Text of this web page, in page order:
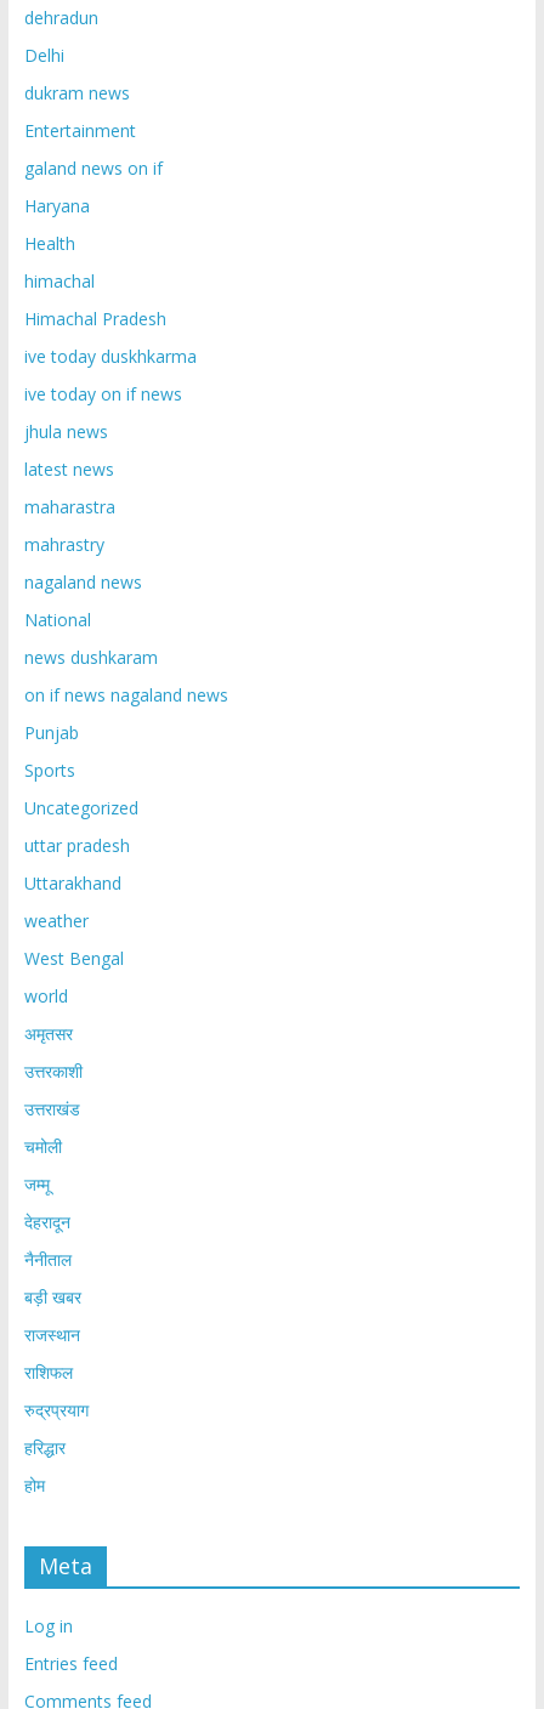
dehradun
Delhi
dukram news
Entertainment
galand news on if
Haryana
Health
himachal
Himachal Pradesh
ive today duskhkarma
ive today on if news
jhula news
latest news
maharastra
mahrastry
nagaland news
National
news dushkaram
on if news nagaland news
Punjab
Sports
Uncategorized
uttar pradesh
Uttarakhand
weather
West Bengal
world
अमृतसर
उत्तरकाशी
उत्तराखंड
चमोली
जम्मू
देहरादून
नैनीताल
बड़ी खबर
राजस्थान
राशिफल
रुद्रप्रयाग
हरिद्धार
होम
Meta
Log in
Entries feed
Comments feed